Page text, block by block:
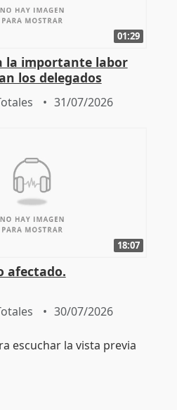
01:29
la importante labor
los delegados
la Junta
31/07/2026
18:07
afectado.
30/07/2026